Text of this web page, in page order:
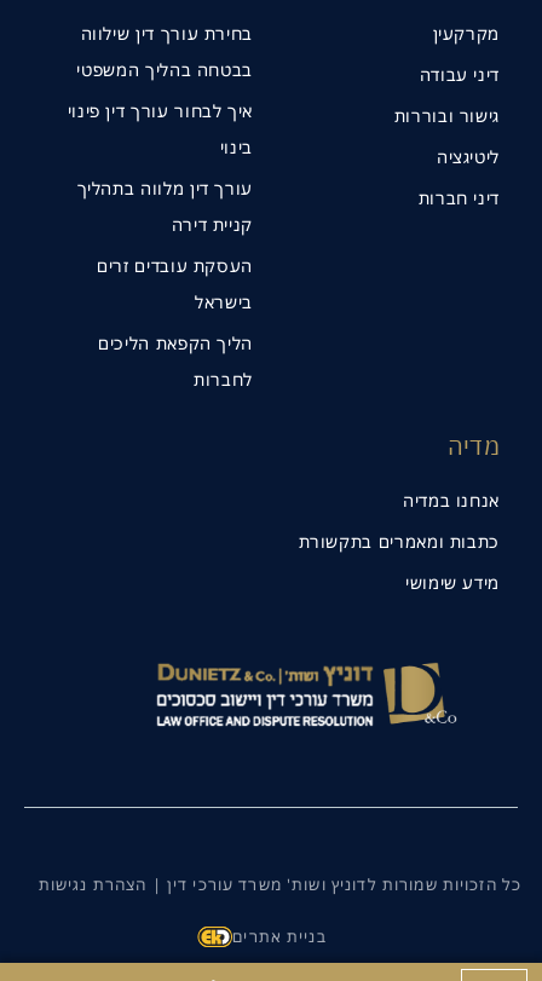
מקרקעין
דיני עבודה
גישור ובוררות
ליטיגציה
דיני חברות
בחירת עורך דין שילווה
בבטחה בהליך המשפטי
איך לבחור עורך דין פינוי
בינוי
עורך דין מלווה בתהליך
קניית דירה
העסקת עובדים זרים
בישראל
הליך הקפאת הליכים
לחברות
מדיה
אנחנו במדיה
כתבות ומאמרים בתקשורת
מידע שימושי
כל הזכויות שמורות לדוניץ ושות' משרד עורכי דין | הצהרת נגישות
בניית אתרים